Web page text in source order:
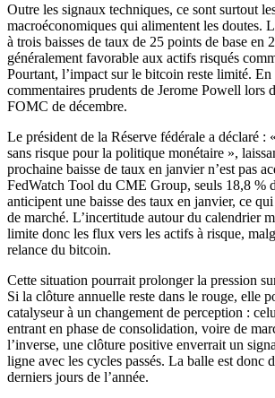
Outre les signaux techniques, ce sont surtout
macroéconomiques qui alimentent les doutes.
à trois baisses de taux de 25 points de base en
généralement favorable aux actifs risqués
Pourtant, l’impact sur le bitcoin reste limité. En
commentaires prudents de Jerome Powell lors
FOMC de décembre.
Le président de la Réserve fédérale a déclaré :
sans risque pour la politique monétaire »,
prochaine baisse de taux en janvier n’est pas
FedWatch Tool du CME Group, seuls 18,8 %
anticipent une baisse des taux en janvier, ce
de marché. L’incertitude autour du calendrier
limite donc les flux vers les actifs à risque,
relance du bitcoin.
Cette situation pourrait prolonger la pression
Si la clôture annuelle reste dans le rouge, elle
catalyseur à un changement de perception :
entrant en phase de consolidation, voire de
l’inverse, une clôture positive enverrait un
ligne avec les cycles passés. La balle est donc
derniers jours de l’année.